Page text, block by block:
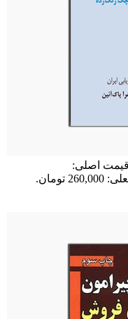
قیمت اصلی:
تومان.